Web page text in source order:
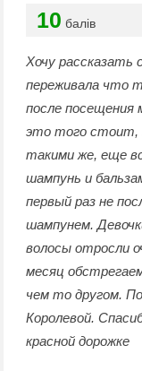
10 балів
Хочу рассказать
переживала что
после посещения
это того стоит,
такими же, еще
шампунь и
первый раз не
шампунем.
волосы отросли
месяц
чем то другом.
Королевой.
красной дорожке